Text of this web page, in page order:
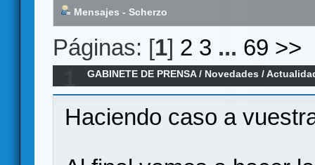
Mensajes - Scherzo
Páginas: [1] 2 3 ... 69 >>
GABINETE DE PRENSA/ Novedades /
games
Haciendo caso a